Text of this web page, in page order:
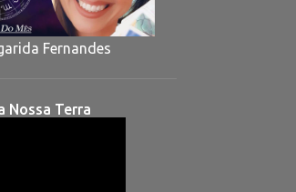
Fernandes
Nossa Terra